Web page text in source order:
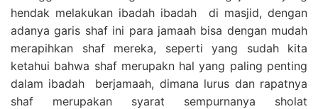
hendak melakukan ibadah ibadah di masjid, dengan
adanya garis shaf ini para jamaah bisa dengan mudah
merapihkan shaf mereka, seperti yang sudah kita
ketahui bahwa shaf merupakn hal yang paling penting
dalam ibadah berjamaah, dimana lurus dan rapatnya
shaf merupakan syarat sempurnanya sholat